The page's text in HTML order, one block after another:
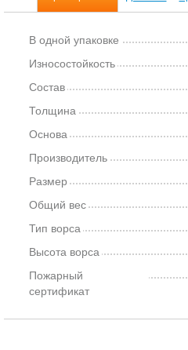
В одной упаковке
Износостойкость
Состав
Толщина
Основа
Производитель
Размер
Общий вес
Тип ворса
Высота ворса
Пожарный
сертификат